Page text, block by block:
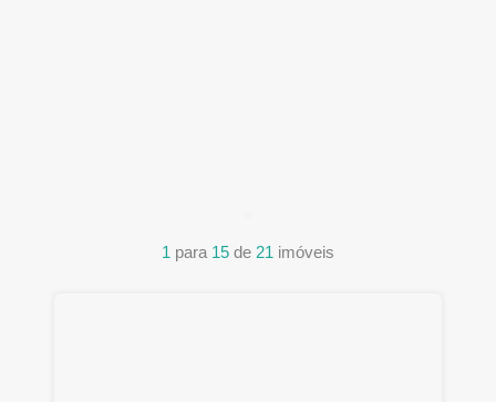
1 para 15 de 21 imóveis